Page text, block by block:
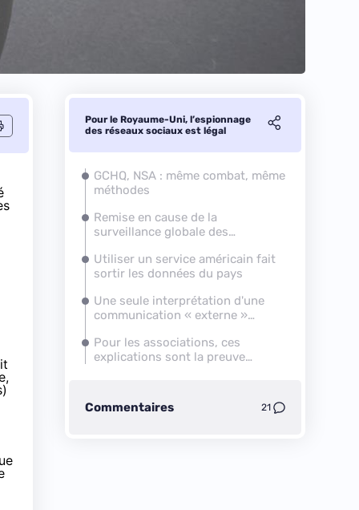
Pour le Royaume-Uni, l’espionnage
des réseaux sociaux est légal
GCHQ, NSA : même combat, même
méthodes
Remise en cause de la
surveillance globale des
Utiliser un service américain fait
sortir les données du pays
Une seule interprétation d'une
communication « externe »
Pour les associations, ces
explications sont la preuve
Commentaires 21